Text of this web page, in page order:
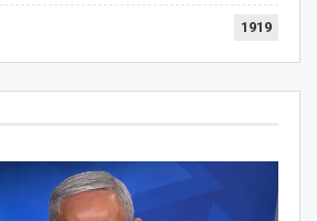
1919